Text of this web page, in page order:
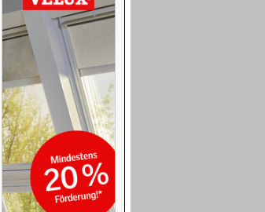
VELUX Jalousetten - Manuell
VELUX Insektenschutzrollos